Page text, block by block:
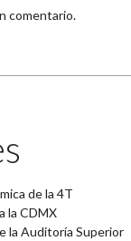
comentario.
de la 4T
la CDMX
la Auditoría Superior